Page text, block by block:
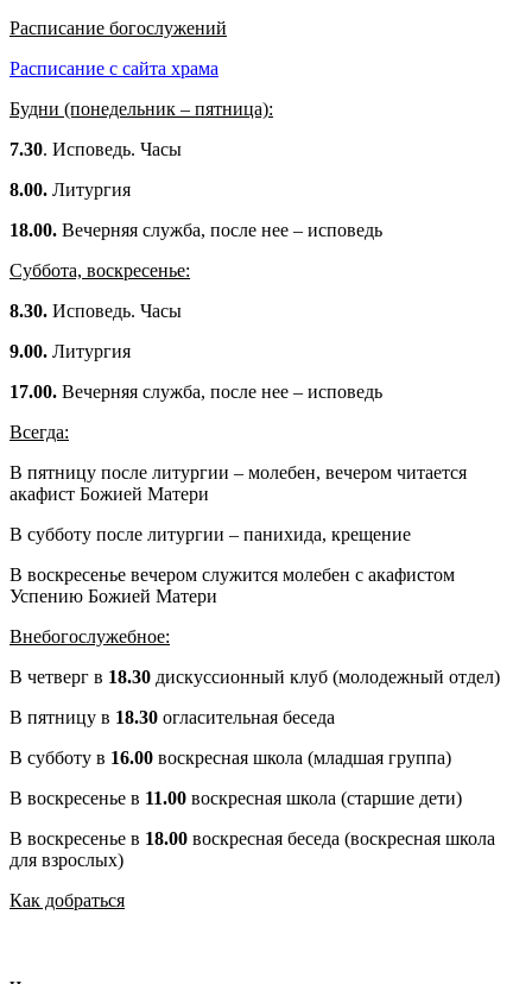
Расписание богослужений
Расписание с сайта храма
Будни (понедельник – пятница):
7.30. Исповедь. Часы
8.00. Литургия
18.00. Вечерняя служба, после нее – исповедь
Суббота, воскресенье:
8.30. Исповедь. Часы
9.00. Литургия
17.00. Вечерняя служба, после нее – исповедь
Всегда:
В пятницу после литургии – молебен, вечером читается
акафист Божией Матери
В субботу после литургии – панихида, крещение
В воскресенье вечером служится молебен с акафистом
Успению Божией Матери
Внебогослужебное:
В четверг в 18.30 дискуссионный клуб (молодежный отдел)
В пятницу в 18.30 огласительная беседа
В субботу в 16.00 воскресная школа (младшая группа)
В воскресенье в 11.00 воскресная школа (старшие дети)
В воскресенье в 18.00 воскресная беседа (воскресная школа
для взрослых)
Как добраться